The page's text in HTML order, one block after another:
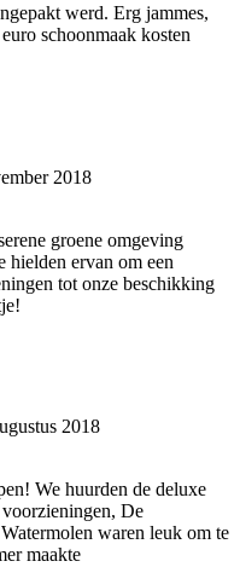
werd. Erg jammes,
schoonmaak kosten
2018
groene omgeving
hielden ervan om een
tot onze beschikking
2018
We huurden de deluxe
De
waren leuk om te
maakte